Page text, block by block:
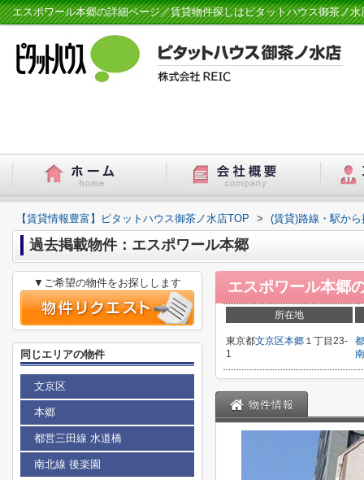
エスポワール本郷の詳細ページ／賃貸物件探しはピタットハウス御茶ノ水
【賃貸情報豊富】ピタットハウス御茶ノ水店TOP > (賃貸)路線・駅から
過去掲載物件：エスポワール本郷
エスポワール本郷
所在地
東京都文京区本郷 １丁目23-
1
物件情報
▼ご希望の物件をお探しします
同じエリアの物件
文京区
本郷
都営三田線 水道橋
南北線 後楽園